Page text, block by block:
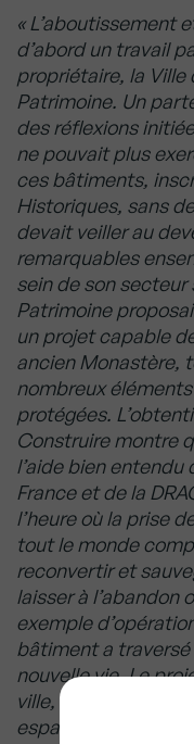
« L’aboutissement
d’abord un travail
propriétaire, la Ville
Patrimoine. Un
des réflexions
ne pouvait plus
ces bâtiments,
Historiques, sans
devait veiller au
remarquables
sein de son secteur
Patrimoine
un projet capable
ancien Monastère,
nombreux
protégées.
Construire montre
l’aide bien
France et de la
l’heure où la prise
tout le monde
reconvertir et
laisser à l’abandon
exemple
bâtiment a
nouvelle vie. Le
ville, qui restera
espaces,